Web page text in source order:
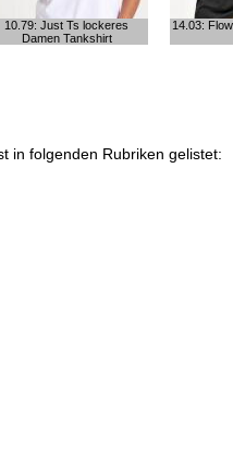
10.79: Just Ts lockeres
Damen Tankshirt
14.03:
in folgenden Rubriken gelistet: